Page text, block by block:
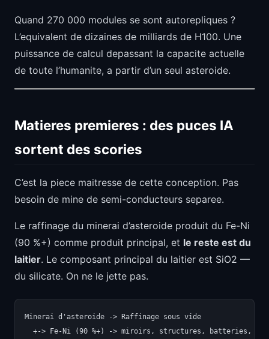
Quand 270 000 modules se sont autorepliques ?
L’equivalent de dizaines de milliards de H100. Une
puissance de calcul depassant la capacite actuelle
de toute l’humanite, a partir d’un seul asteroide.
Matieres premieres : des puces IA
sortent des scories
C’est la piece maitresse de cette conception. Pas
besoin de mine de semi-conducteurs separee.
Le raffinage du minerai d’asteroide produit du Fe-Ni
(90 %+) comme produit principal, et le reste est du
laitier. Le composant principal du laitier est SiO2 —
du silicate. On ne le jette pas.
Minerai d'asteroide -> Raffinage sous vide
+-> Fe-Ni (90 %+) -> miroirs, structures, batteries,